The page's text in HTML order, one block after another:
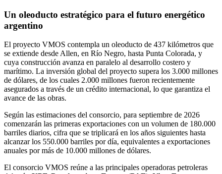
Un oleoducto estratégico para el futuro energético
argentino
El proyecto VMOS contempla un oleoducto de 437 kilómetros que
se extiende desde Allen, en Río Negro, hasta Punta Colorada, y
cuya construcción avanza en paralelo al desarrollo costero y
marítimo. La inversión global del proyecto supera los 3.000 millones
de dólares, de los cuales 2.000 millones fueron recientemente
asegurados a través de un crédito internacional, lo que garantiza el
avance de las obras.
Según las estimaciones del consorcio, para septiembre de 2026
comenzarán las primeras exportaciones con un volumen de 180.000
barriles diarios, cifra que se triplicará en los años siguientes hasta
alcanzar los 550.000 barriles por día, equivalentes a exportaciones
anuales por más de 10.000 millones de dólares.
El consorcio VMOS reúne a las principales operadoras petroleras